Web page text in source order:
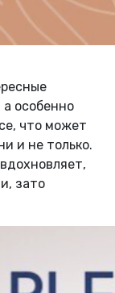
особенно
что может
и не только.
зато